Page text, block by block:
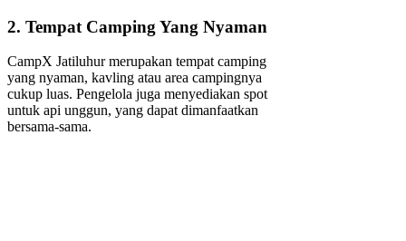
2. Tempat Camping Yang Nyaman
CampX Jatiluhur merupakan tempat camping
yang nyaman, kavling atau area campingnya
cukup luas. Pengelola juga menyediakan spot
untuk api unggun, yang dapat dimanfaatkan
bersama-sama.